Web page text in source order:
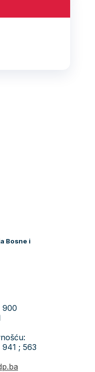
Bosne i
900
; 563